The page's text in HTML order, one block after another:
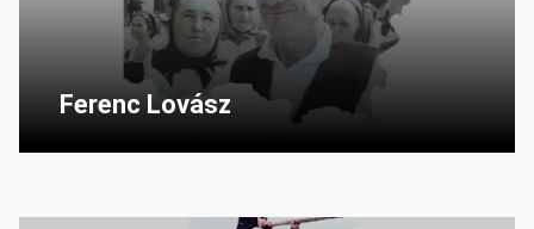
Ferenc Lovász